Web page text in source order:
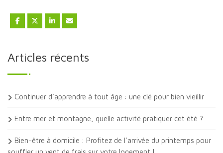
Articles récents
Continuer d’apprendre à tout âge : une clé pour bien vieillir
Entre mer et montagne, quelle activité pratiquer cet été ?
Bien-être à domicile : Profitez de l’arrivée du printemps pour